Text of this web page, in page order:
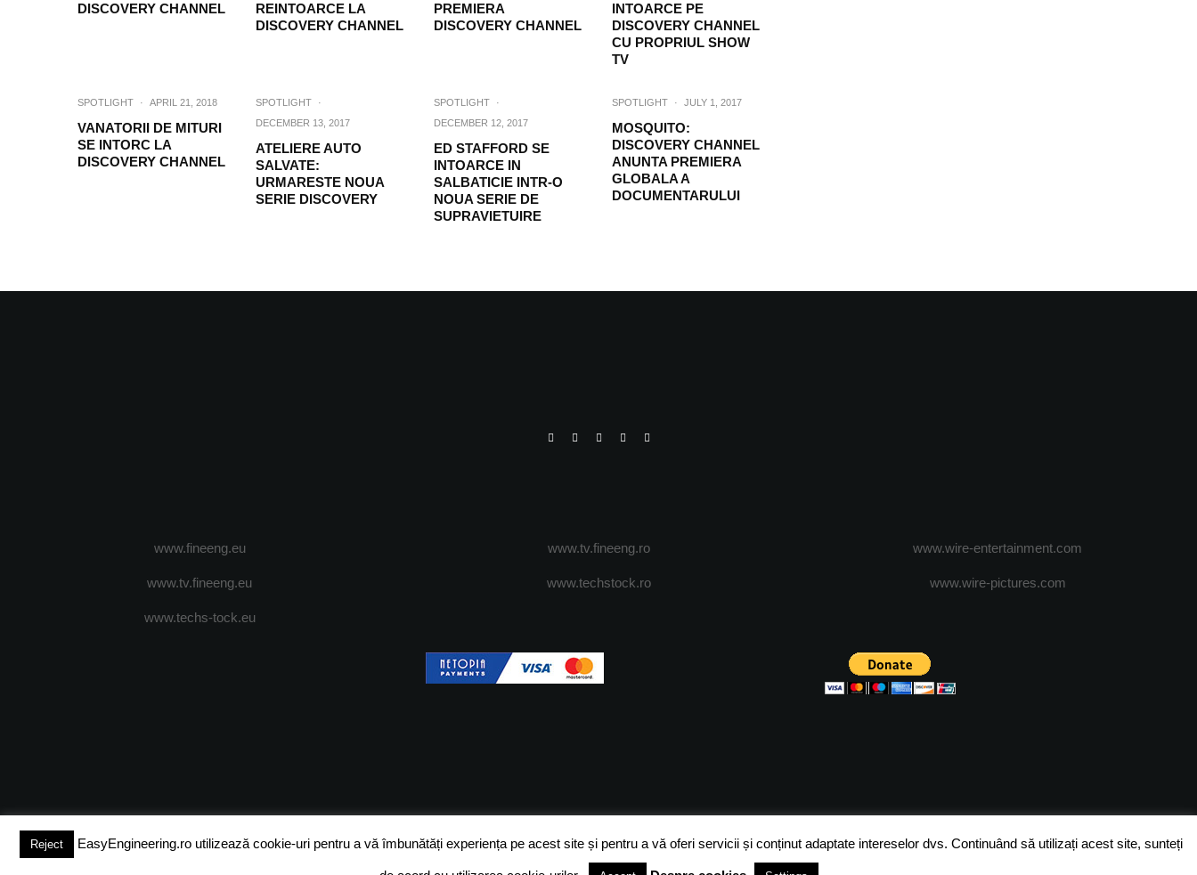
DISCOVERY CHANNEL
REINTOARCE LA
DISCOVERY CHANNEL
PREMIERA
DISCOVERY CHANNEL
INTOARCE PE
DISCOVERY CHANNEL
CU PROPRIUL SHOW
TV
SPOTLIGHT · APRIL 21, 2018
VANATORII DE MITURI
SE INTORC LA
DISCOVERY CHANNEL
SPOTLIGHT
·
DECEMBER 13, 2017
ATELIERE AUTO
SALVATE:
URMARESTE NOUA
SERIE DISCOVERY
SPOTLIGHT
·
DECEMBER 12, 2017
ED STAFFORD SE
INTOARCE IN
SALBATICIE INTR-O
NOUA SERIE DE
SUPRAVIETUIRE
SPOTLIGHT · JULY 1, 2017
MOSQUITO:
DISCOVERY CHANNEL
ANUNTA PREMIERA
GLOBALA A
DOCUMENTARULUI
www.fineeng.eu
www.tv.fineeng.eu
www.techs-tock.eu
www.tv.fineeng.ro
www.techstock.ro
www.wire-entertainment.com
www.wire-pictures.com
Reject EasyEngineering.ro utilizează cookie-uri pentru a vă îmbunătăți experiența pe acest site și pentru a vă oferi servicii și conținut adaptate intereselor dvs. Continuând să utilizați acest site, sunteți